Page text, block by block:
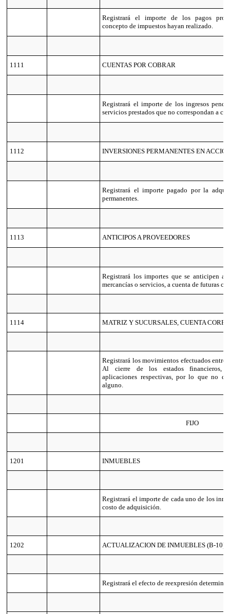
Registrará el importe de los pagos
concepto de impuestos hayan realizado.
1111 CUENTAS POR COBRAR
Registrará el importe de los ingresos
servicios prestados que no correspondan a
1112 INVERSIONES PERMANENTES EN
Registrará el importe pagado por la
permanentes.
1113 ANTICIPOS A PROVEEDORES
Registrará los importes que se anticipen a
mercancías o servicios, a cuenta de futuras
1114 MATRIZ Y SUCURSALES, CUENTA
Registrará los movimientos efectuados entre
Al cierre de los estados financieros,
aplicaciones respectivas, por lo que no
alguno.
FIJO
1201 INMUEBLES
Registrará el importe de cada uno de los
costo de adquisición.
1202 ACTUALIZACION DE INMUEBLES (B-10)
Registrará el efecto de reexpresión